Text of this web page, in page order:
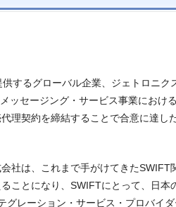
するグローバル企業、ジェトロニク
ッセージング・サービス事業におけ
理契約を締結することで合意に達し
社は、これまで手がけてきたSWIFT
ことになり、SWIFTにとって、日本
レーション・サービス・プロバイ